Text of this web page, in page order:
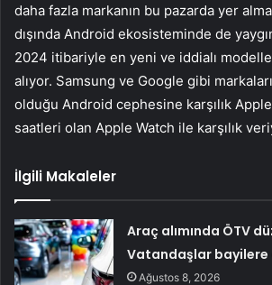
daha fazla markanın bu pazarda yer
dışında Android ekosisteminde de
2024 itibariyle en yeni ve iddialı
alıyor. Samsung ve Google gibi
olduğu Android cephesine karşılık
saatleri olan Apple Watch ile karşılık
İlgili Makaleler
Araç alımında ÖTV
Vatandaşlar bayilere
Ağustos 8, 2026